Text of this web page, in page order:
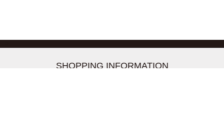
SHOPPING INFORMATION